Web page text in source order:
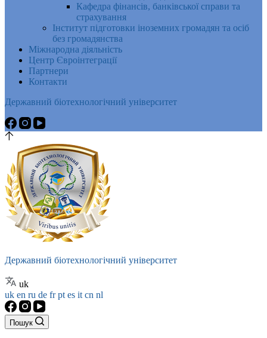
Кафедра фінансів, банківської справи та
страхування
Інститут підготовки іноземних громадян та осіб
без громадянства
Міжнародна діяльність
Центр Євроінтеграції
Партнери
Контакти
Державний біотехнологічний університет
Державний біотехнологічний університет
uk
uk en ru de frpt es it cn nl
Пошук